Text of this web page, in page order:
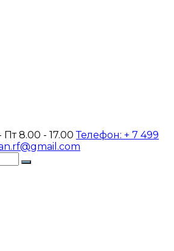
Пт 8.00 - 17.00Телефон: + 7 499